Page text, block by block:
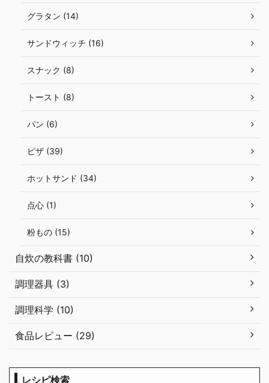
グラタン (14)
サンドウィッチ (16)
スナック (8)
トースト (8)
パン (6)
ピザ (39)
ホットサンド (34)
点心 (1)
粉もの (15)
自炊の教科書 (10)
調理器具 (3)
調理科学 (10)
食品レビュー (29)
レシピ検索